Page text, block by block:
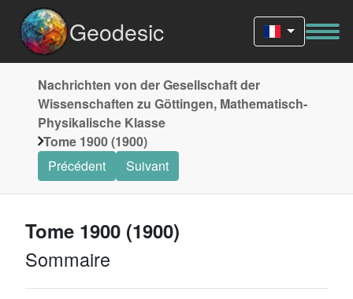
Geodesic
Nachrichten von der Gesellschaft der
Wissenschaften zu Göttingen, Mathematisch-
Physikalische Klasse
Tome 1900 (1900)
Précédent
Suivant
Tome 1900 (1900)
Sommaire